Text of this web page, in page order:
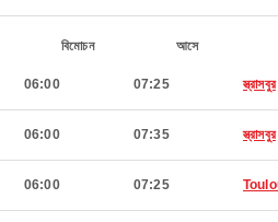
বিমোচন আসে
06:00 07:25 স্ত্রাসবুর
06:00 07:35 স্ত্রাসবুর
06:00 07:25